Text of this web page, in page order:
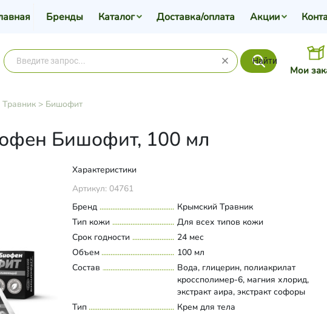
Найти
Мои
Бренды Каталог Доставка/оплата Акции
> Бишофит
Бишофит, 100 мл
Характеристики
Артикул: 04761
Бренд
Крымский Травник
Тип кожи
Для всех типов кожи
Срок годности
24 мес
Объем
100 мл
Состав
Вода, глицерин, полиакрилат
кроссполимер-6, магния хлорид,
экстракт аира, экстракт софоры
японской, экстракт донника, экстракт
Развернуть состав
Тип Крем для тела